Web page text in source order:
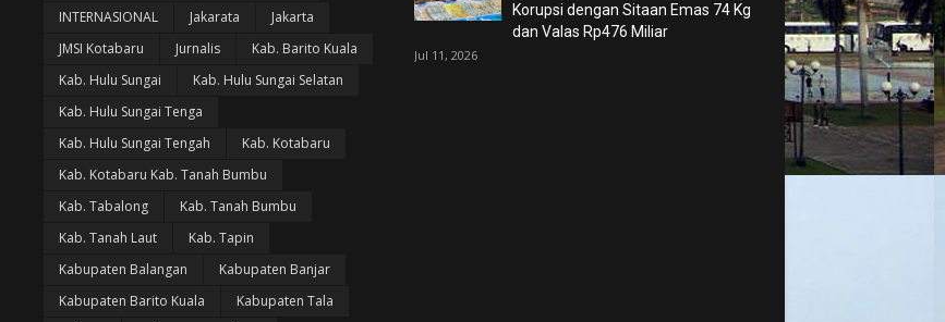
INTERNASIONAL
Jakarata
Jakarta
JMSI Kotabaru
Jurnalis
Kab. Barito Kuala
Kab. Hulu Sungai
Kab. Hulu Sungai Selatan
Kab. Hulu Sungai Tenga
Kab. Hulu Sungai Tengah
Kab. Kotabaru
Kab. Kotabaru Kab. Tanah Bumbu
Kab. Tabalong
Kab. Tanah Bumbu
Kab. Tanah Laut
Kab. Tapin
Kabupaten Balangan
Kabupaten Banjar
Kabupaten Barito Kuala
Kabupaten Tala
Korupsi dengan Sitaan Emas 74 Kg
dan Valas Rp476 Miliar
Jul 11, 2026